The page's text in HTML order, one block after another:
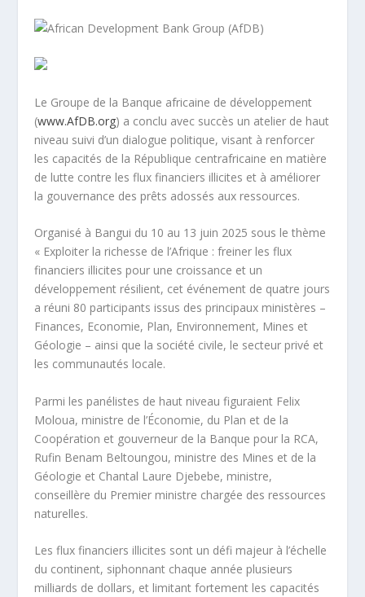
Le Groupe de la Banque africaine de développement
(www.AfDB.org) a conclu avec succès un atelier de haut
niveau suivi d’un dialogue politique, visant à renforcer
les capacités de la République centrafricaine en matière
de lutte contre les flux financiers illicites et à améliorer
la gouvernance des prêts adossés aux ressources.
Organisé à Bangui du 10 au 13 juin 2025 sous le thème
« Exploiter la richesse de l’Afrique : freiner les flux
financiers illicites pour une croissance et un
développement résilient, cet événement de quatre jours
a réuni 80 participants issus des principaux ministères –
Finances, Economie, Plan, Environnement, Mines et
Géologie – ainsi que la société civile, le secteur privé et
les communautés locale.
Parmi les panélistes de haut niveau figuraient Felix
Moloua, ministre de l’Économie, du Plan et de la
Coopération et gouverneur de la Banque pour la RCA,
Rufin Benam Beltoungou, ministre des Mines et de la
Géologie et Chantal Laure Djebebe, ministre,
conseillère du Premier ministre chargée des ressources
naturelles.
Les flux financiers illicites sont un défi majeur à l’échelle
du continent, siphonnant chaque année plusieurs
milliards de dollars, et limitant fortement les capacités